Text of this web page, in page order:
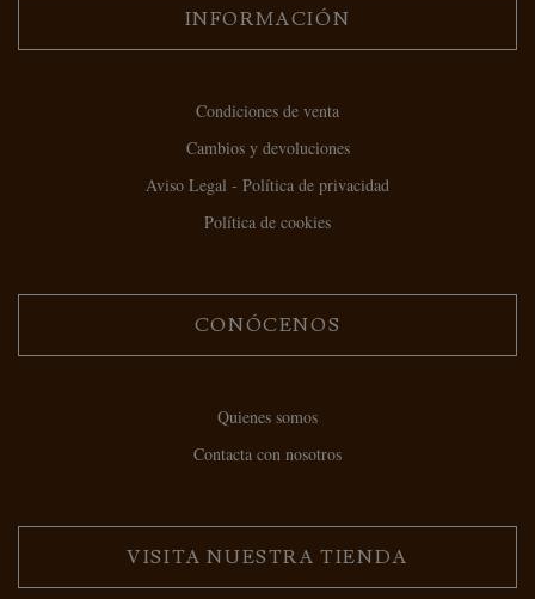
INFORMACIÓN
Condiciones de venta
Cambios y devoluciones
Aviso Legal - Política de privacidad
Política de cookies
CONÓCENOS
Quienes somos
Contacta con nosotros
VISITA NUESTRA TIENDA